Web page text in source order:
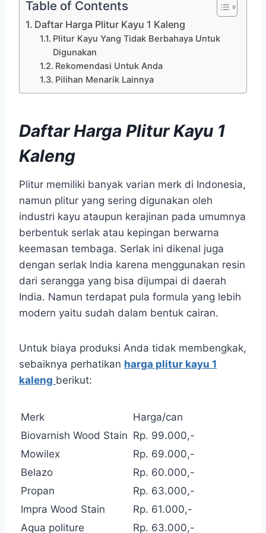
Table of Contents
Daftar Harga Plitur Kayu 1 Kaleng
Plitur Kayu Yang Tidak Berbahaya Untuk
Digunakan
Rekomendasi Untuk Anda
Pilihan Menarik Lainnya
Daftar Harga Plitur Kayu 1
Kaleng
Plitur memiliki banyak varian merk di Indonesia,
namun plitur yang sering digunakan oleh
industri kayu ataupun kerajinan pada umumnya
berbentuk serlak atau kepingan berwarna
keemasan tembaga. Serlak ini dikenal juga
dengan serlak India karena menggunakan resin
dari serangga yang bisa dijumpai di daerah
India. Namun terdapat pula formula yang lebih
modern yaitu sudah dalam bentuk cairan.
Untuk biaya produksi Anda tidak membengkak,
sebaiknya perhatikan harga plitur kayu 1
kaleng berikut:
Merk
Harga/can
Biovarnish Wood Stain Rp. 99.000,-
Mowilex
Rp. 69.000,-
Belazo
Rp. 60.000,-
Propan
Rp. 63.000,-
Impra Wood Stain
Rp. 61.000,-
Aqua politure
Rp. 63.000,-